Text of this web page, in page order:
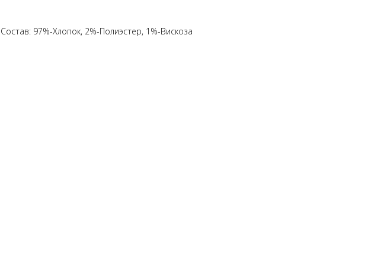
Состав: 97%-Хлопок, 2%-Полиэстер, 1%-Вискоза